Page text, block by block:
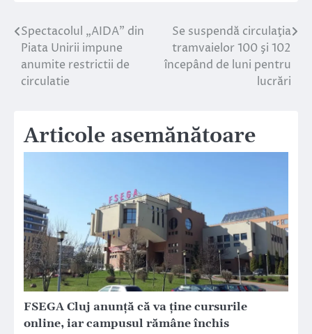
Navigare
în
articole
Spectacolul „AIDA” din
Piata Unirii impune
anumite restrictii de
circulatie
Se suspendă circulaţia
tramvaielor 100 şi 102
începând de luni pentru
lucrări
Articole asemănătoare
FSEGA Cluj anunță că va ține cursurile
online, iar campusul rămâne închis